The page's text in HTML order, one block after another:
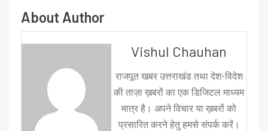
About Author
Vishul Chauhan
राजपूत खबर उत्तराखंड तथा देश-विदेश
की ताज़ा ख़बरों का एक डिजिटल माध्यम
मात्र है। अपने विचार या ख़बरों को
प्रसारित करने हेतु हमसे संपर्क करें।